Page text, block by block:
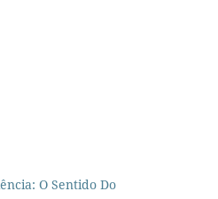
O Sentido Do